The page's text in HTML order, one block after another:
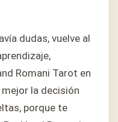
dudas, vuelve al
Romani Tarot en
la decisión
porque te